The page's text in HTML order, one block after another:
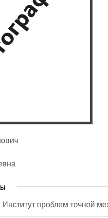
Институт проблем точной